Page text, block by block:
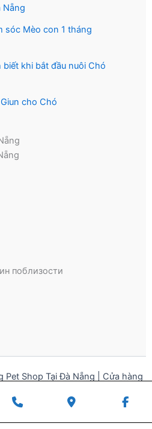
Nẵng
sóc Mèo con 1 tháng
biết khi bắt đầu nuôi Chó
cho Chó
поблизости
Shop Tại Đà Nẵng | Cửa hàng
Number
Maps